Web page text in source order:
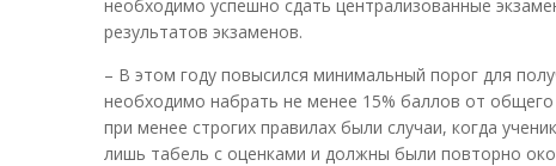
необходимо успешно сдать централизованные
результатов экзаменов.
– В этом году повысился минимальный порог для
необходимо набрать не менее 15% баллов от
при менее строгих правилах были случаи, когда
лишь табель с оценками и должны были повторно